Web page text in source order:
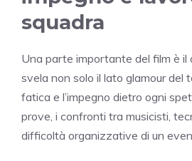
squadra
Una parte importante del film è il
svela non solo il lato glamour del
fatica e l’impegno dietro ogni
prove, i confronti tra musicisti,
difficoltà organizzative di un